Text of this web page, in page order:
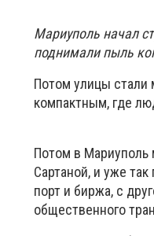
Мариуполь начал
поднимали пыль
Потом улицы стали
компактным, где
Потом в Мариуполь
Сартаной, и уже
порт и биржа, с
общественного